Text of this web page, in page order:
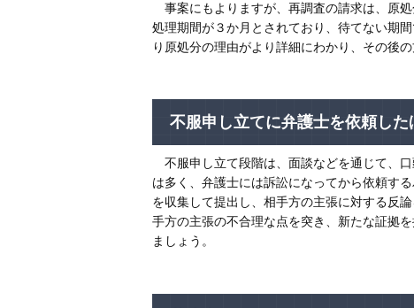
事案にもよりますが、再調査の請求は、原
処理期間が３か月とされており、待てない期
り原処分の理由がより詳細にわかり、その後
不服申し立てに弁護士を依頼した
不服申し立て段階は、面談などを通じて、
は多く、弁護士には訴訟になってから依頼す
を収集して提出し、相手方の主張に対する反
手方の主張の不合理な点を突き、新たな証拠
ましょう。